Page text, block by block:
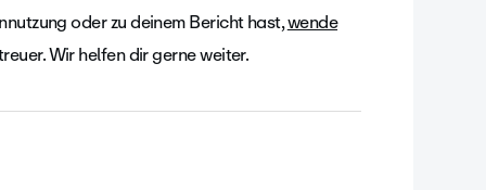
oder zu deinem Bericht hast,wende
Wir helfen dir gerne weiter.